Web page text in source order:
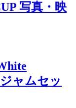
写真・映
ャムセッ